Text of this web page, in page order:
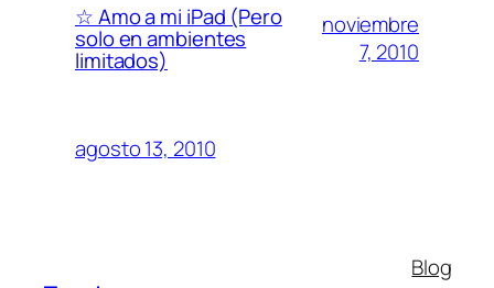
☆ Amo a mi iPad (Pero
solo en ambientes
limitados)
noviembre
7, 2010
agosto 13, 2010
Blog